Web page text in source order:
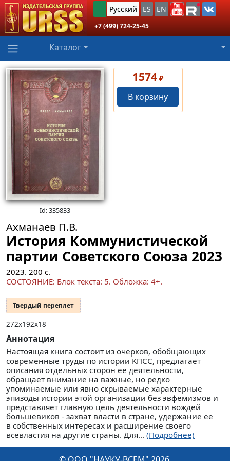
Русский ES EN
+7 (499) 724-25-45
Каталог
Id: 335833
1574 ₽
В корзину
Ахманаев П.В.
История Коммунистической
партии Советского Союза 2023
2023. 200 с.
СОСТОЯНИЕ: Блок текста: 5. Обложка: 4+.
Твердый переплет
272х192х18
Аннотация
Настоящая книга состоит из очерков, обобщающих
современные труды по истории КПСС, предлагает
описания отдельных сторон ее деятельности,
обращает внимание на важные, но редко
упоминаемые или явно скрываемые характерные
эпизоды истории этой организации без эвфемизмов и
представляет главную цель деятельности вождей
большевиков - захват власти в стране, удержание ее
в собственных интересах и расширение своего
всевластия на другие страны. Для... (Подробнее)